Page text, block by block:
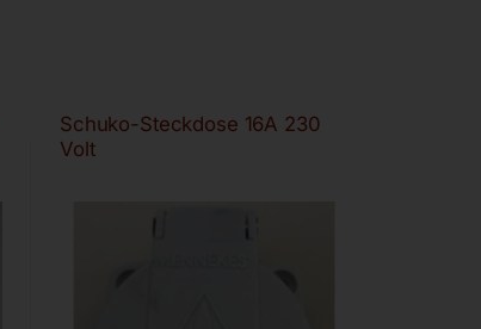
Schuko-Steckdose 16A 230
Volt